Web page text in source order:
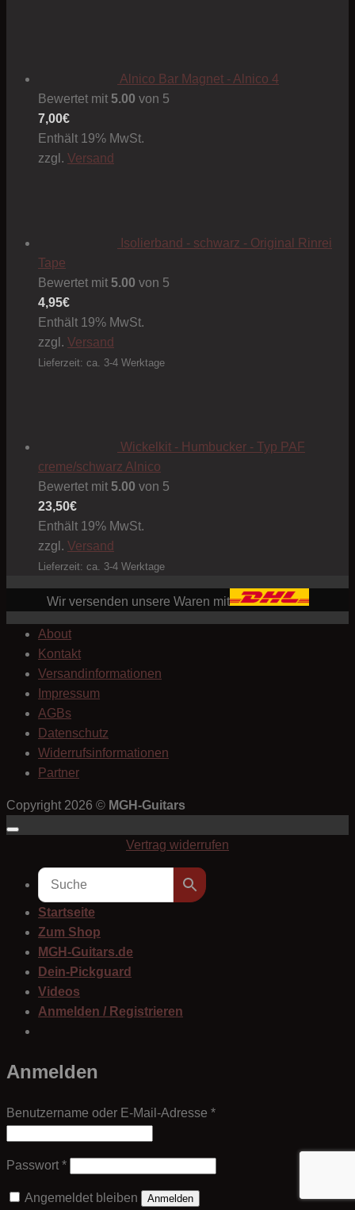
Alnico Bar Magnet - Alnico 4
Bewertet mit 5.00 von 5
7,00€
Enthält 19% MwSt.
zzgl. Versand
Isolierband - schwarz - Original Rinrei
Tape
Bewertet mit 5.00 von 5
4,95€
Enthält 19% MwSt.
zzgl. Versand
Lieferzeit: ca. 3-4 Werktage
Wickelkit - Humbucker - Typ PAF
creme/schwarz Alnico
Bewertet mit 5.00 von 5
23,50€
Enthält 19% MwSt.
zzgl. Versand
Lieferzeit: ca. 3-4 Werktage
Wir versenden unsere Waren mit
About
Kontakt
Versandinformationen
Impressum
AGBs
Datenschutz
Widerrufsinformationen
Partner
Copyright 2026 © MGH-Guitars
Vertrag widerrufen
Startseite
Zum Shop
MGH-Guitars.de
Dein-Pickguard
Videos
Anmelden / Registrieren
Anmelden
Benutzername oder E-Mail-Adresse *Erforderlich
Passwort *Erforderlich
Angemeldet bleiben Anmelden